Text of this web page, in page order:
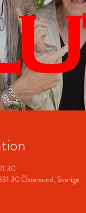
30 Östersund, Sverige